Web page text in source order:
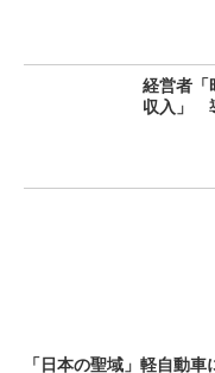
経営者「
収入」
「日本の聖域」軽自動車